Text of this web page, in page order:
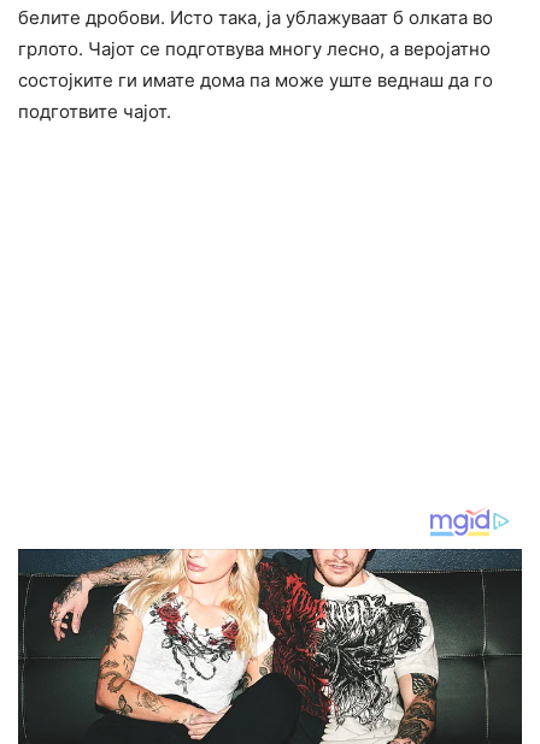
белите дробови. Исто така, ја ублажуваат б олката во
грлото. Чајот се подготвува многу лесно, а веројатно
состојките ги имате дома па може уште веднаш да го
подготвите чајот.